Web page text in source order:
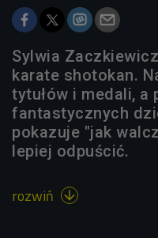
Sylwia
karate shotokan.
tytułów i medali,
fantastycznych
pokazuje "jak
lepiej odpuścić.
rozwiń 